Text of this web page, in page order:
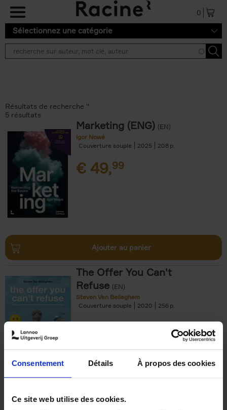
Consentement Détails À propos des cookies
Ce site web utilise des cookies.
Aller au contenu principal
0
Sélectionnez une catégorie
Résultats de recherche ''
5 résultats
Marketing (ENG) (EN)
Igor Nowé
Couverture souple
2025 208
€ 49,99
Ajouter au panier
The Offer You Can't
Refuse (EN)
Steven Van Belleghem
Couverture souple
2020 256
€37,50